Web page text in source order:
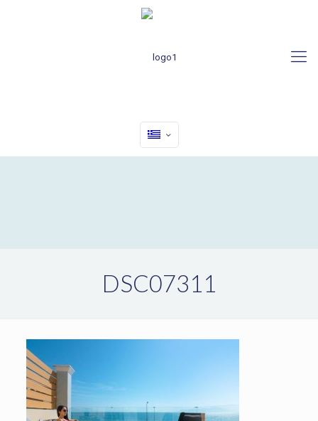
DSC07311